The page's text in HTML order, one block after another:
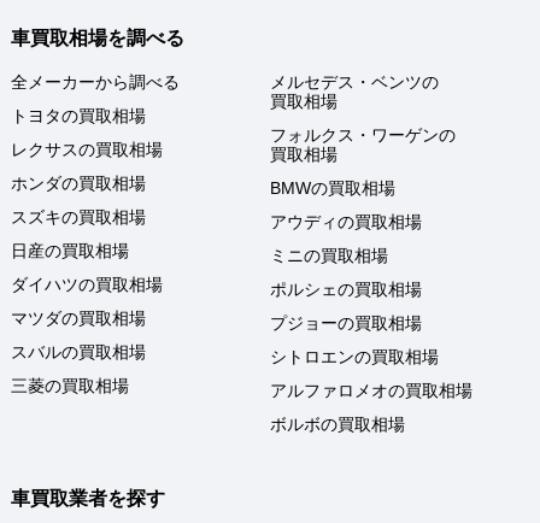
車買取相場を調べる
全メーカーから調べる
トヨタの買取相場
レクサスの買取相場
ホンダの買取相場
スズキの買取相場
日産の買取相場
ダイハツの買取相場
マツダの買取相場
スバルの買取相場
三菱の買取相場
メルセデス・ベンツの
買取相場
フォルクス・ワーゲンの
買取相場
BMWの買取相場
アウディの買取相場
ミニの買取相場
ポルシェの買取相場
プジョーの買取相場
シトロエンの買取相場
アルファロメオの買取相場
ボルボの買取相場
車買取業者を探す